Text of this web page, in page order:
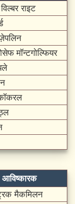
राइट
मॉन्टगोल्फियर
आविष्कारक
मैकमिलन